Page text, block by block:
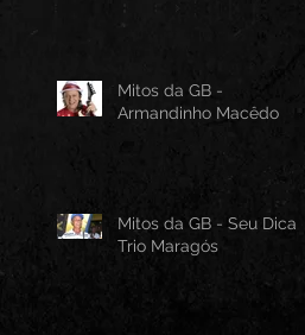
Mitos da GB -
Armandinho Macêdo
Mitos da GB - Seu Dica -
Trio Maragós